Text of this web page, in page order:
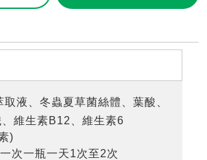
取液、冬蟲夏草菌絲體、葉酸、
維生素B12、維生素6
)
一次一瓶一天1次至2次